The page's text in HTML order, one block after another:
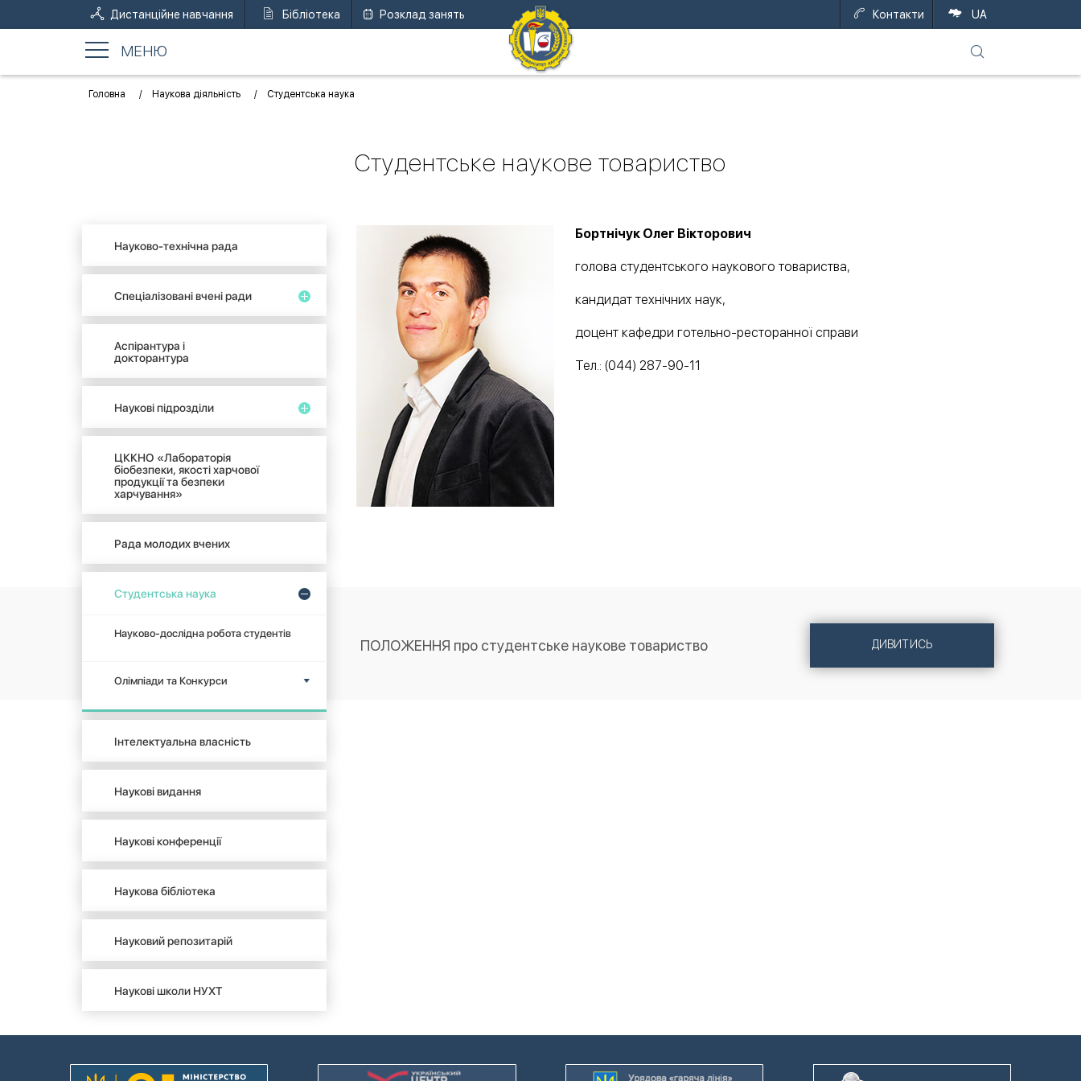
Дистанційне навчання Бібліотека Розклад занять UA
EN
Контакти
МЕНЮ
Головна Наукова діяльність Студентська наука
Студентське наукове товариство
Науково-технічна рада
Спеціалізовані вчені ради
Аспірантура і
докторантура
Наукові підрозділи
ЦККНО «Лабораторія
біобезпеки, якості харчової
продукції та безпеки
харчування»
Рада молодих вчених
Студентська наука
Науково-дослідна робота студентів
Олімпіади та Конкурси
Інтелектуальна власність
Наукові видання
Наукові конференції
Наукова бібліотека
Науковий репозитарій
Наукові школи НУХТ
Бортнічук Олег Вікторович
голова студентського наукового товариства,
кандидат технічних наук,
доцент кафедри готельно-ресторанної справи
Тел.: (044) 287-90-11
ПОЛОЖЕННЯ про студентське наукове товариство ДИВИТИСЬ